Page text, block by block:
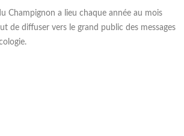
Champignon a lieu chaque année au mois
de diffuser vers le grand public des messages